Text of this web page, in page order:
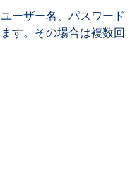
ーザー名、パスワード
す。その場合は複数回